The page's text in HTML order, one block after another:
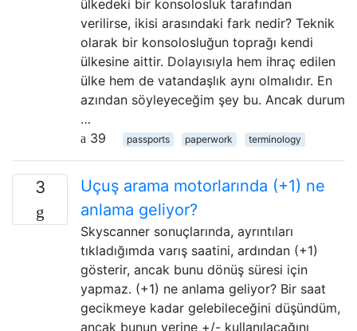
ülkedeki bir konsolosluk tarafından
verilirse, ikisi arasındaki fark nedir? Teknik
olarak bir konsolosluğun toprağı kendi
ülkesine aittir. Dolayısıyla hem ihraç edilen
ülke hem de vatandaşlık aynı olmalıdır. En
azından söyleyeceğim şey bu. Ancak durum
…
39
passports paperwork terminology
3
Uçuş arama motorlarında (+1) ne
anlama geliyor?
Skyscanner sonuçlarında, ayrıntıları
tıkladığımda varış saatini, ardından (+1)
gösterir, ancak bunu dönüş süresi için
yapmaz. (+1) ne anlama geliyor? Bir saat
gecikmeye kadar gelebileceğini düşündüm,
ancak bunun yerine +/- kullanılacağını